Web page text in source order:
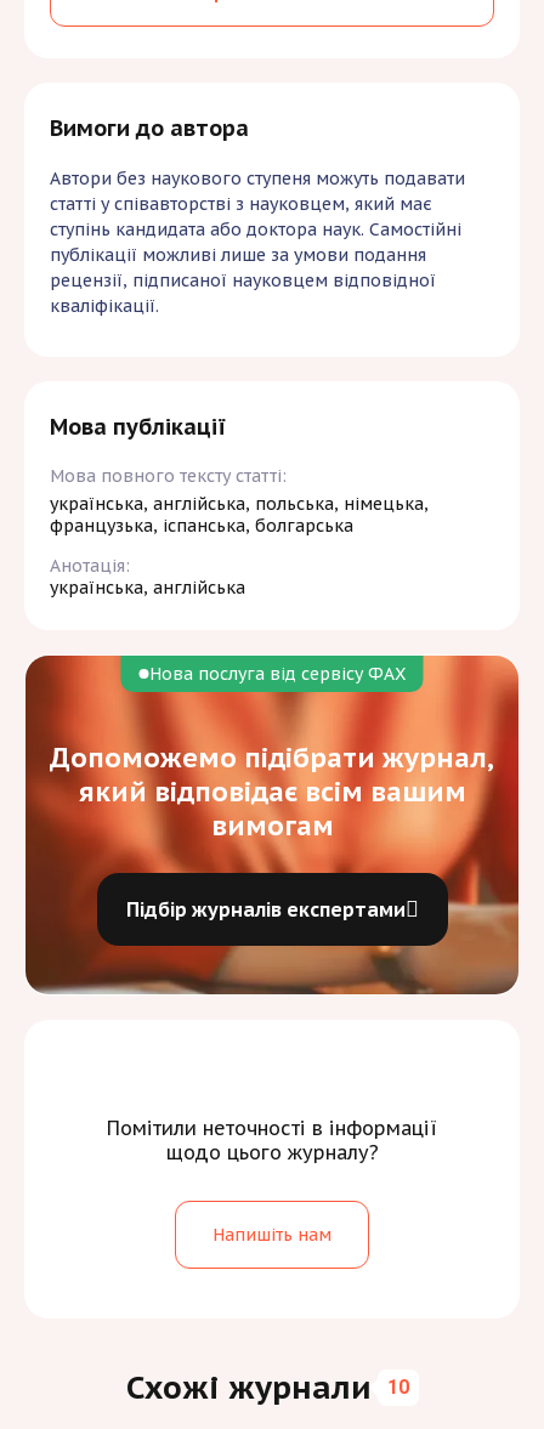
Вимоги до автора
Автори без наукового ступеня можуть подавати
статті у співавторстві з науковцем, який має
ступінь кандидата або доктора наук. Самостійні
публікації можливі лише за умови подання
рецензії, підписаної науковцем відповідної
кваліфікації.
Мова публікації
Мова повного тексту статті:
українська, англійська, польська, німецька,
французька, іспанська, болгарська
Анотація:
українська, англійська
Помітили неточності в інформації
щодо цього журналу?
Напишіть нам
до публікаційного внеску.
Нова послуга від сервісу ФАХ
Допоможемо підібрати журнал,
який відповідає всім вашим
вимогам
Підбір журналів експертами
Схожі журнали 10